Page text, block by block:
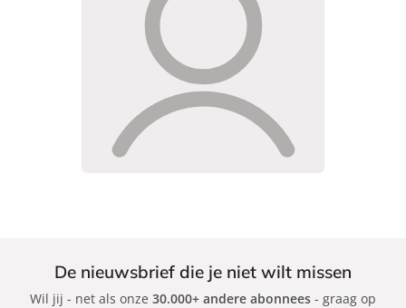
De nieuwsbrief die je niet wilt missen
Wil jij - net als onze 30.000+ andere abonnees- graag op